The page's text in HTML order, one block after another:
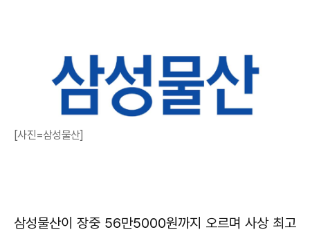
[사진=삼성물산]
삼성물산이 장중 56만5000원까지 오르며 사상 최고